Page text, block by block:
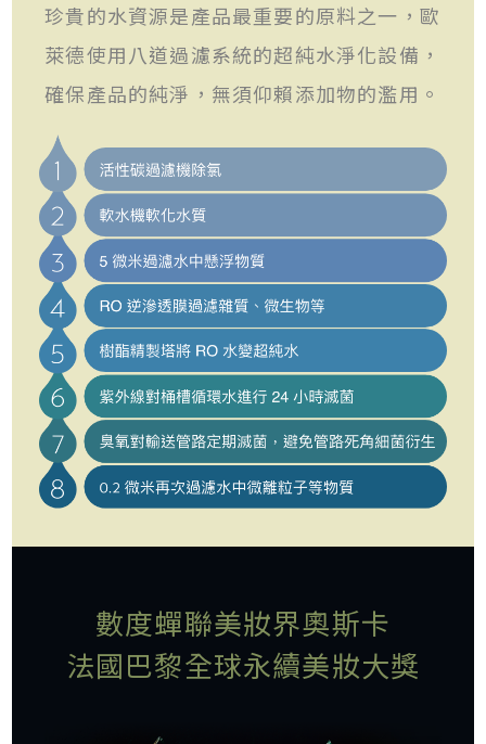
珍貴的水資源是產品最重要的原料之一，歐
萊德使用八道過濾系統的超純水淨化設備，
確保產品的純淨，無須仰賴添加物的濫用。
數度蟬聯美妝界奧斯卡
法國巴黎全球永續美妝大獎